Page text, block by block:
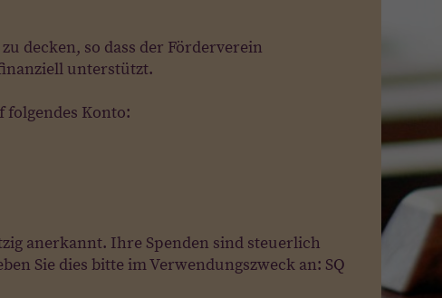
decken, so dass der Förderverein
unterstützt.
folgendes Konto:
anerkannt. Ihre Spenden sind steuerlich
Sie dies bitte im Verwendungszweck an: SQ